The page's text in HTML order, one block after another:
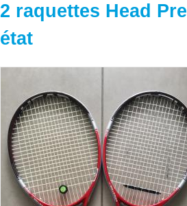
2 raquettes Head
état